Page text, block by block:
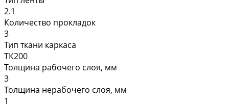
2.1
Количество прокладок
3
Тип ткани каркаса
ТК200
Толщина рабочего слоя, мм
3
Толщина нерабочего слоя, мм
1